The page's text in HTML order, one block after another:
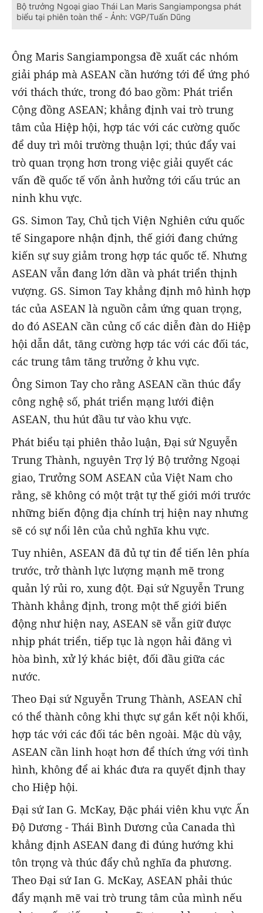
Bộ trưởng Ngoại giao Thái Lan Maris Sangiampongsa phát
biểu tại phiên toàn thể - Ảnh: VGP/Tuấn Dũng
Ông Maris Sangiampongsa đề xuất các nhóm
giải pháp mà ASEAN cần hướng tới để ứng phó
với thách thức, trong đó bao gồm: Phát triển
Cộng đồng ASEAN; khẳng định vai trò trung
tâm của Hiệp hội, hợp tác với các cường quốc
để duy trì môi trường thuận lợi; thúc đẩy vai
trò quan trọng hơn trong việc giải quyết các
vấn đề quốc tế vốn ảnh hưởng tới cấu trúc an
ninh khu vực.
GS. Simon Tay, Chủ tịch Viện Nghiên cứu quốc
tế Singapore nhận định, thế giới đang chứng
kiến sự suy giảm trong hợp tác quốc tế. Nhưng
ASEAN vẫn đang lớn dần và phát triển thịnh
vượng. GS. Simon Tay khẳng định mô hình hợp
tác của ASEAN là nguồn cảm ứng quan trọng,
do đó ASEAN cần củng cố các diễn đàn do Hiệp
hội dẫn dắt, tăng cường hợp tác với các đối tác,
các trung tâm tăng trưởng ở khu vực.
Ông Simon Tay cho rằng ASEAN cần thúc đẩy
công nghệ số, phát triển mạng lưới điện
ASEAN, thu hút đầu tư vào khu vực.
Phát biểu tại phiên thảo luận, Đại sứ Nguyễn
Trung Thành, nguyên Trợ lý Bộ trưởng Ngoại
giao, Trưởng SOM ASEAN của Việt Nam cho
rằng, sẽ không có một trật tự thế giới mới trước
những biến động địa chính trị hiện nay nhưng
sẽ có sự nổi lên của chủ nghĩa khu vực.
Tuy nhiên, ASEAN đã đủ tự tin để tiến lên phía
trước, trở thành lực lượng mạnh mẽ trong
quản lý rủi ro, xung đột. Đại sứ Nguyễn Trung
Thành khẳng định, trong một thế giới biến
động như hiện nay, ASEAN sẽ vẫn giữ được
nhịp phát triển, tiếp tục là ngọn hải đăng vì
hòa bình, xử lý khác biệt, đối đầu giữa các
nước.
Theo Đại sứ Nguyễn Trung Thành, ASEAN chỉ
có thể thành công khi thực sự gắn kết nội khối,
hợp tác với các đối tác bên ngoài. Mặc dù vậy,
ASEAN cần linh hoạt hơn để thích ứng với tình
hình, không để ai khác đưa ra quyết định thay
cho Hiệp hội.
Đại sứ Ian G. McKay, Đặc phái viên khu vực Ấn
Độ Dương - Thái Bình Dương của Canada thì
khẳng định ASEAN đang đi đúng hướng khi
tôn trọng và thúc đẩy chủ nghĩa đa phương.
Theo Đại sứ Ian G. McKay, ASEAN phải thúc
đẩy mạnh mẽ vai trò trung tâm của mình nếu